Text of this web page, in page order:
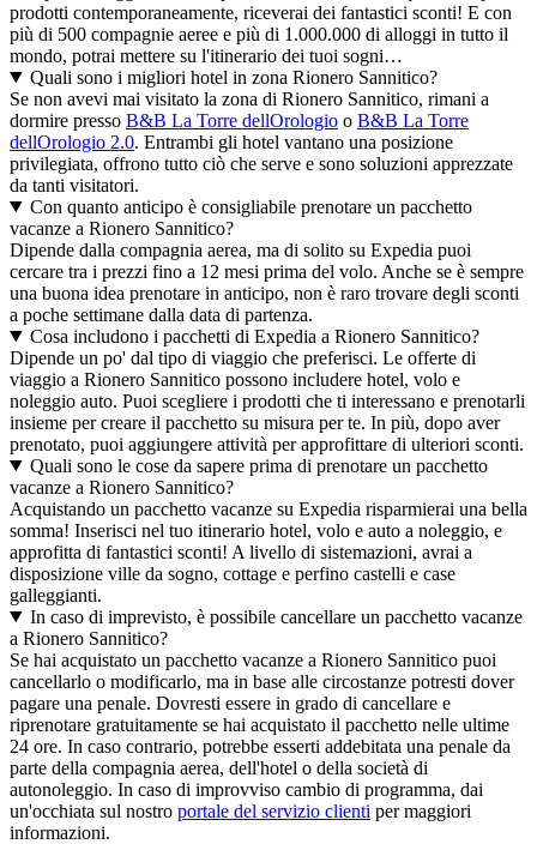
prodotti contemporaneamente, riceverai dei fantastici sconti! E con
più di 500 compagnie aeree e più di 1.000.000 di alloggi in tutto il
mondo, potrai mettere su l'itinerario dei tuoi sogni…
Quali sono i migliori hotel in zona Rionero Sannitico?
Se non avevi mai visitato la zona di Rionero Sannitico, rimani a
dormire presso B&B La Torre dellOrologio o B&B La Torre
dellOrologio 2.0. Entrambi gli hotel vantano una posizione
privilegiata, offrono tutto ciò che serve e sono soluzioni apprezzate
da tanti visitatori.
Con quanto anticipo è consigliabile prenotare un pacchetto
vacanze a Rionero Sannitico?
Dipende dalla compagnia aerea, ma di solito su Expedia puoi
cercare tra i prezzi fino a 12 mesi prima del volo. Anche se è sempre
una buona idea prenotare in anticipo, non è raro trovare degli sconti
a poche settimane dalla data di partenza.
Cosa includono i pacchetti di Expedia a Rionero Sannitico?
Dipende un po' dal tipo di viaggio che preferisci. Le offerte di
viaggio a Rionero Sannitico possono includere hotel, volo e
noleggio auto. Puoi scegliere i prodotti che ti interessano e prenotarli
insieme per creare il pacchetto su misura per te. In più, dopo aver
prenotato, puoi aggiungere attività per approfittare di ulteriori sconti.
Quali sono le cose da sapere prima di prenotare un pacchetto
vacanze a Rionero Sannitico?
Acquistando un pacchetto vacanze su Expedia risparmierai una bella
somma! Inserisci nel tuo itinerario hotel, volo e auto a noleggio, e
approfitta di fantastici sconti! A livello di sistemazioni, avrai a
disposizione ville da sogno, cottage e perfino castelli e case
galleggianti.
In caso di imprevisto, è possibile cancellare un pacchetto vacanze
a Rionero Sannitico?
Se hai acquistato un pacchetto vacanze a Rionero Sannitico puoi
cancellarlo o modificarlo, ma in base alle circostanze potresti dover
pagare una penale. Dovresti essere in grado di cancellare e
riprenotare gratuitamente se hai acquistato il pacchetto nelle ultime
24 ore. In caso contrario, potrebbe esserti addebitata una penale da
parte della compagnia aerea, dell'hotel o della società di
autonoleggio. In caso di improvviso cambio di programma, dai
un'occhiata sul nostro portale del servizio clienti per maggiori
informazioni.